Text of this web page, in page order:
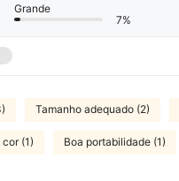
Grande
7%
Tamanho adequado (2)
(1) Boa portabilidade (1)